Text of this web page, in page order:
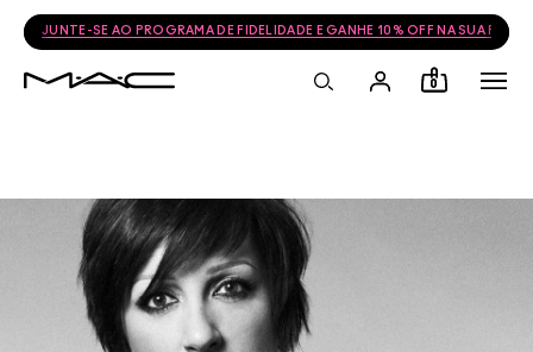
JUNTE-SE AO PROGRAMA DE FIDELIDADE E GANHE 10% OFF NA SUA
0